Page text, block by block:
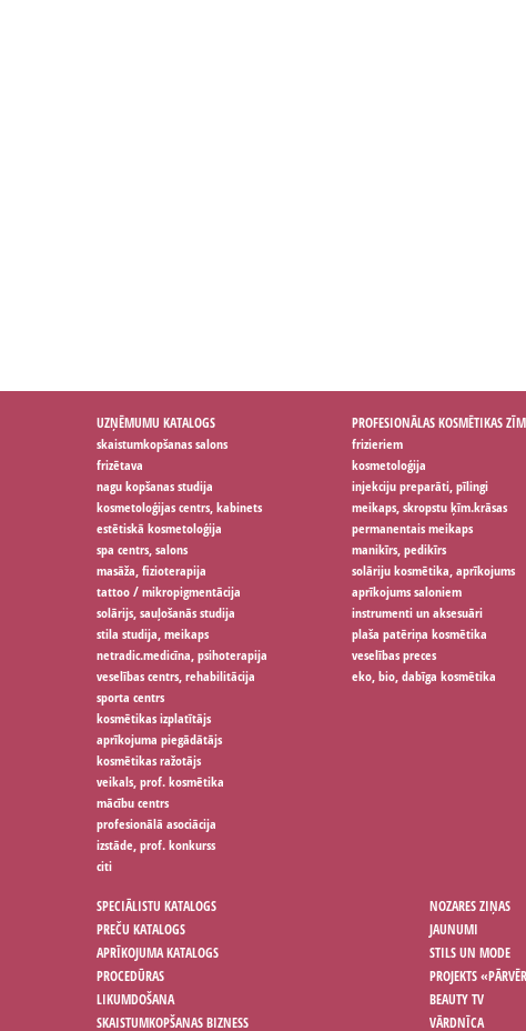
UZŅĒMUMU KATALOGS
skaistumkopšanas salons
frizētava
nagu kopšanas studija
kosmetoloģijas centrs, kabinets
estētiskā kosmetoloģija
spa centrs, salons
masāža, fizioterapija
tattoo / mikropigmentācija
solārijs, sauļošanās studija
stila studija, meikaps
netradic.medicīna, psihoterapija
veselības centrs, rehabilitācija
sporta centrs
kosmētikas izplatītājs
aprīkojuma piegādātājs
kosmētikas ražotājs
veikals, prof. kosmētika
mācību centrs
profesionālā asociācija
izstāde, prof. konkurss
citi
PROFESIONĀLAS KOSMĒTIKAS
frizieriem
kosmetoloģija
injekciju preparāti, pīlingi
meikaps, skropstu ķīm.krāsas
permanentais meikaps
manikīrs, pedikīrs
solāriju kosmētika, aprīkojums
aprīkojums saloniem
instrumenti un aksesuāri
plaša patēriņa kosmētika
veselības preces
eko, bio, dabīga kosmētika
SPECIĀLISTU KATALOGS
PREČU KATALOGS
APRĪKOJUMA KATALOGS
PROCEDŪRAS
LIKUMDOŠANA
SKAISTUMKOPŠANAS BIZNESS
NOZARES ZIŅAS
JAUNUMI
STILS UN MODE
PROJEKTS
BEAUTY TV
VĀRDNĪCA